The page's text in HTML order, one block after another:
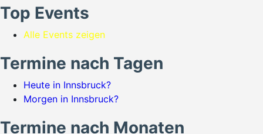
Top Events
Alle Events zeigen
Termine nach Tagen
Heute in Innsbruck?
Morgen in Innsbruck?
Termine nach Monaten